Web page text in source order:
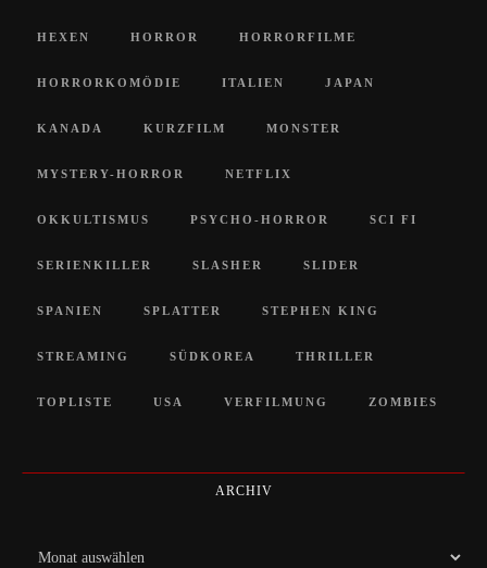
HEXEN HORROR HORRORFILME
HORRORKOMÖDIE ITALIEN JAPAN
KANADA KURZFILM MONSTER
MYSTERY-HORROR NETFLIX
OKKULTISMUS PSYCHO-HORROR SCI FI
SERIENKILLER SLASHER SLIDER
SPANIEN SPLATTER STEPHEN KING
STREAMING SÜDKOREA THRILLER
TOPLISTE USA VERFILMUNG ZOMBIES
ARCHIV
Archiv